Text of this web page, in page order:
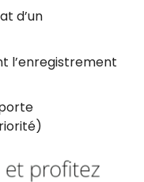
d’un
l’enregistrement